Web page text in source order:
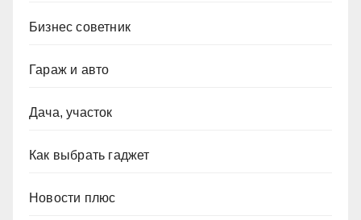
Бизнес советник
Гараж и авто
Дача, участок
Как выбрать гаджет
Новости плюс